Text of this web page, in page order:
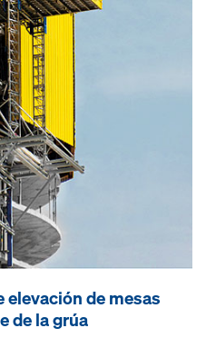
elevación de mesas
de la grúa